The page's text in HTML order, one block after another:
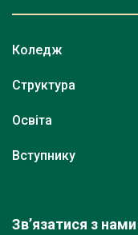
Коледж
Структура
Освіта
Вступнику
Зв’язатися з нами